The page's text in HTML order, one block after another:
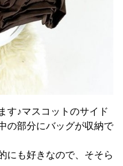
す♪マスコットのサイド
の部分にバッグが収納で
にも好きなので、そそら